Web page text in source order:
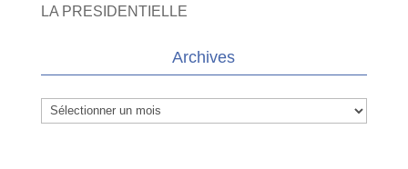
LA PRESIDENTIELLE
Archives
Archives